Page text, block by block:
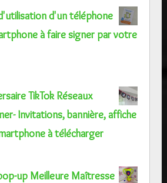
d'un téléphone
à faire signer par votre
TikTok Réseaux
Invitations, bannière, affiche
à télécharger
up Meilleure Maîtresse